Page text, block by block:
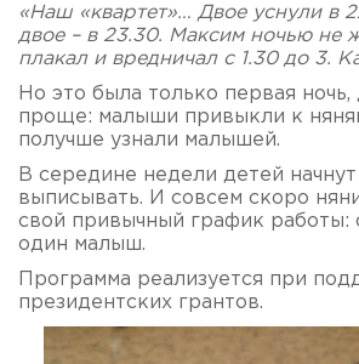
«Наш «квартет»… Двое уснули в
двое – в 23.30. Максим ночью не
плакал и вредничал с 1.30 до 3.
Но это была только первая ночь,
проще: малыши привыкли к
получше узнали малышей.
В середине недели детей
выписывать. И совсем скоро
свой привычный график работы:
один малыш.
Программа реализуется при
президентских грантов.